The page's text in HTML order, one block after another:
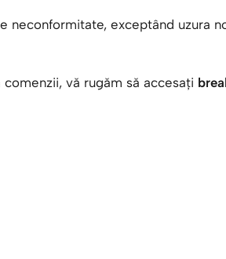
exceptând uzura
vă rugăm să accesați